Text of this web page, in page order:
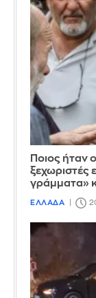
Ποιος ήταν
ξεχωριστές
γράμματα»
ΕΛΛΑΔΑ